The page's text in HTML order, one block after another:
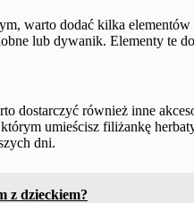
warto dodać kilka
lub dywanik. Elementy te
dostarczyć również inne
umieścisz filiżankę
dni.
z dzieckiem?